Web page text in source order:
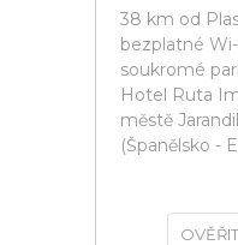
38 km od
bezplatné
soukromé
Hotel Ruta
městě
(Španělsko -